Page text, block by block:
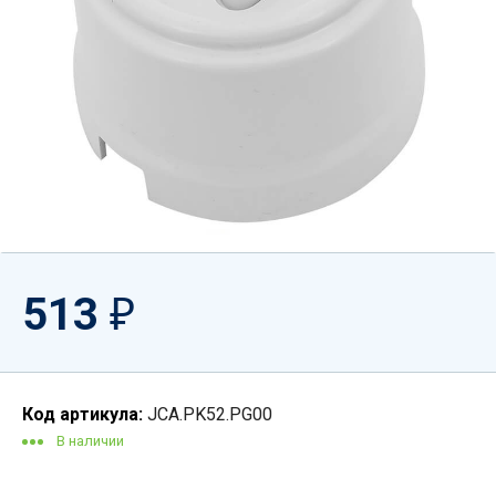
513 ₽
Код артикула: JCA.PK52.PG00
В наличии